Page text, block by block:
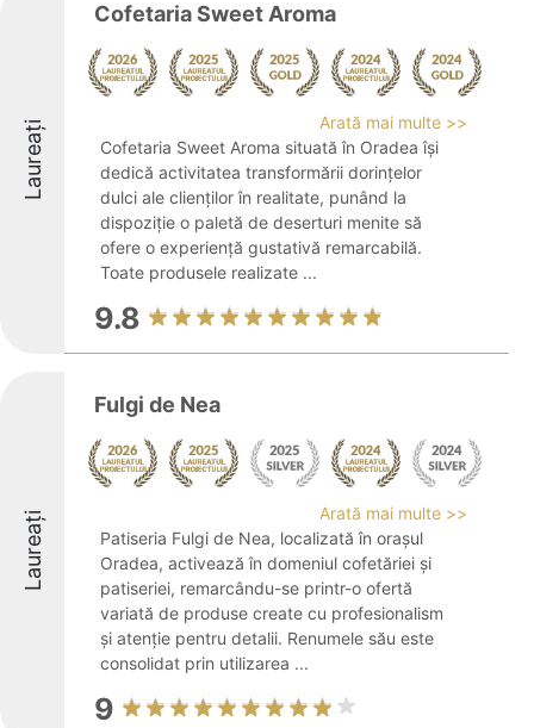
Laureați
Cofetaria Sweet Aroma
Arată mai multe >>
Cofetaria Sweet Aroma situată în Oradea își
dedică activitatea transformării dorințelor
dulci ale clienților în realitate, punând la
dispoziție o paletă de deserturi menite să
ofere o experiență gustativă remarcabilă.
Toate produsele realizate ...
9.8
Laureați
Fulgi de Nea
Arată mai multe >>
Patiseria Fulgi de Nea, localizată în orașul
Oradea, activează în domeniul cofetăriei și
patiseriei, remarcându-se printr-o ofertă
variată de produse create cu profesionalism
și atenție pentru detalii. Renumele său este
consolidat prin utilizarea ...
9